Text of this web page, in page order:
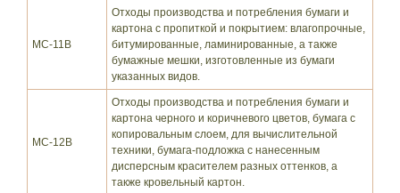
МС-11В
Отходы производства и потребления бумаги и
картона с пропиткой и покрытием: влагопрочные,
битумированные, ламинированные, а также
бумажные мешки, изготовленные из бумаги
указанных видов.
МС-12В
Отходы производства и потребления бумаги и
картона черного и коричневого цветов, бумага с
копировальным слоем, для вычислительной
техники, бумага-подложка с нанесенным
дисперсным красителем разных оттенков, а
также кровельный картон.